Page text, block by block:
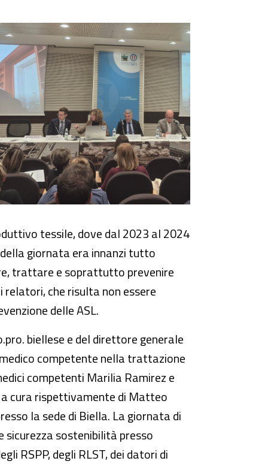
tessile, dove dal 2023 al 2024
giornata era innanzi tutto
trattare e soprattutto prevenire
che risulta non essere
delle ASL.
biellese e del direttore generale
competente nella trattazione
competenti Marilia Ramirez e
cura rispettivamente di Matteo
la sede di Biella. La giornata di
sostenibilità presso
RSPP, degli RLST, dei datori di